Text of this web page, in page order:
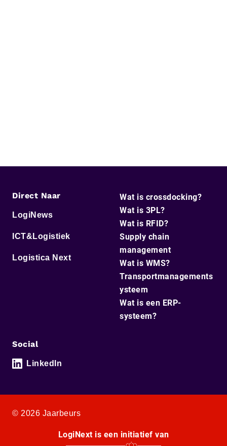
Direct Naar
LogiNews
ICT&Logistiek
Logistica Next
Wat is crossdocking?
Wat is 3PL?
Wat is RFID?
Supply chain
management
Wat is WMS?
Transportmanagements
ysteem
Wat is een ERP-
systeem?
Social
LinkedIn
© 2026 Jaarbeurs
LogiNext is een initiatief van